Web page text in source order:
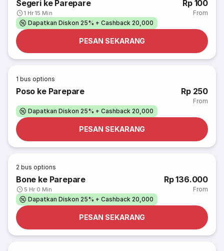
Segeri ke Parepare
1 Hr 15 Min
Rp 100
From
Dapatkan Diskon 25% + Cashback 20,000
PESAN SEKARANG
1 bus options
Poso ke Parepare Rp 250
From
Dapatkan Diskon 25% + Cashback 20,000
PESAN SEKARANG
2 bus options
Bone ke Parepare
5 Hr 0 Min
Rp 136.000
From
Dapatkan Diskon 25% + Cashback 20,000
PESAN SEKARANG